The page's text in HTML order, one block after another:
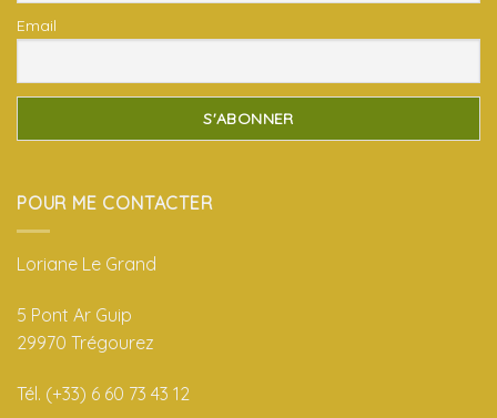
Email
POUR ME CONTACTER
Loriane Le Grand
5 Pont Ar Guip
29970 Trégourez
Tél. (+33) 6 60 73 43 12